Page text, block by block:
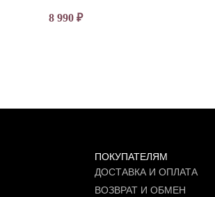
8 990 ₽
ПОКУПАТЕЛЯМ
ДОСТАВКА И ОПЛАТА
ВОЗВРАТ И ОБМЕН